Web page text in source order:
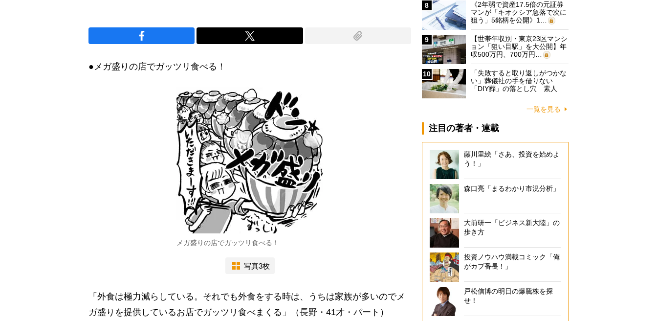
●メガ盛りの店でガッツリ食べる！
メガ盛りの店でガッツリ食べる！
写真3枚
「外食は極力減らしている。それでも外食をする時は、うちは家族が多いのでメ
ガ盛りを提供しているお店でガッツリ食べまくる」（長野・41才・パート）
8
《2年弱で資産17.5倍の元証券
マンが「キオクシア急落で次に
狙う」5銘柄を公開》1…
9
【世帯年収別・東京23区マンシ
ョン「狙い目駅」を大公開】年
収500万円、700万円…
10
「失敗すると取り返しがつかな
い」葬儀社の手を借りない
「DIY葬」の落とし穴 素人
一覧を見る
注目の著者・連載
藤川里絵「さあ、投資を始めよ
う！」
森口亮「まるわかり市況分析」
大前研一「ビジネス新大陸」の
歩き方
投資ノウハウ満載コミック「俺
がカブ番長！」
戸松信博の明日の爆騰株を探
せ！